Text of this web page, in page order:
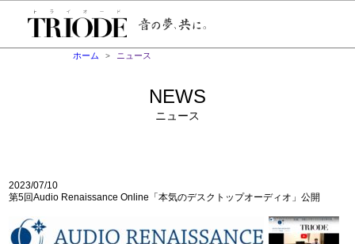
ホーム ニュース
NEWS
ニュース
2023/07/10
第5回Audio Renaissance Online「本気のデスクトップオーディオ」公開